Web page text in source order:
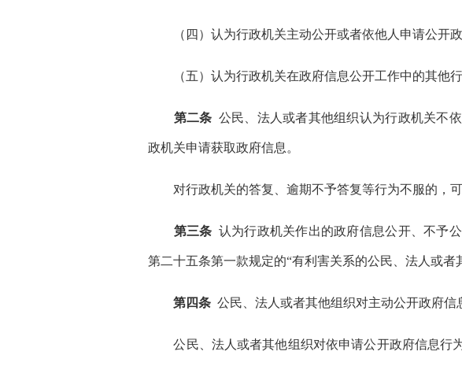
（四）认为行政机关主动公开或者依他人申请公开政
（五）认为行政机关在政府信息公开工作中的其他行
第二条 公民、法人或者其他组织认为行政机关不
政机关申请获取政府信息。
对行政机关的答复、逾期不予答复等行为不服的，可
第三条 认为行政机关作出的政府信息公开、不予
第二十五条第一款规定的“有利害关系的公民、法人或者
第四条 公民、法人或者其他组织对主动公开政府信
公民、法人或者其他组织对依申请公开政府信息行